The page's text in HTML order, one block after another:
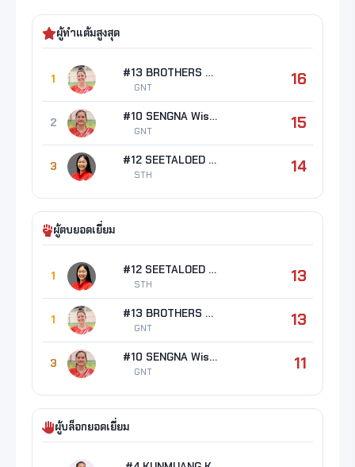
ผู้ทำแต้มสูงสุด
1 #13 BROTHERS Erin Taylor
GNT 16
2 #10 SENGNA Wisaruta
GNT 15
3 #12 SEETALOED Warisara
STH 14
ผู้ตบยอดเยี่ยม
1 #12 SEETALOED Warisara
STH 13
1 #13 BROTHERS Erin Taylor
GNT 13
3 #10 SENGNA Wisaruta
GNT 11
ผู้บล็อกยอดเยี่ยม